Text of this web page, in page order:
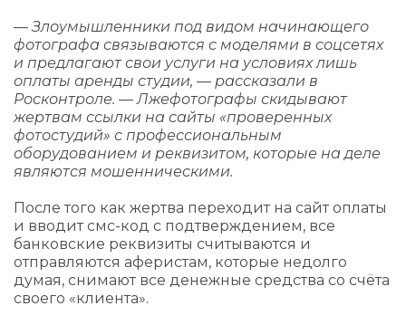
— Злоумышленники под видом начинающего
фотографа связываются с моделями в соцсетях
и предлагают свои услуги на условиях лишь
оплаты аренды студии, — рассказали в
Росконтроле. — Лжефотографы скидывают
жертвам ссылки на сайты «проверенных
фотостудий» с профессиональным
оборудованием и реквизитом, которые на деле
являются мошенническими.
После того как жертва переходит на сайт оплаты
и вводит смс-код с подтверждением, все
банковские реквизиты считываются и
отправляются аферистам, которые недолго
думая, снимают все денежные средства со счёта
своего «клиента».